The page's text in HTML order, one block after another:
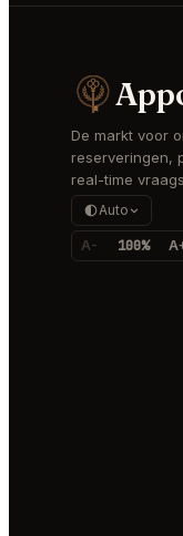
De markt voor
reserveringen,
real-time
Auto
A- 100%